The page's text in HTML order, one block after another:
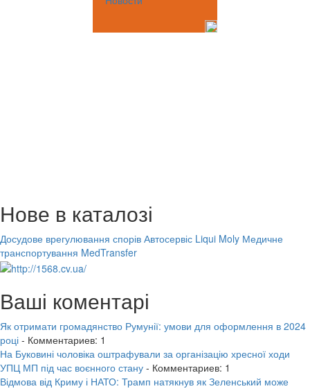
Нове в каталозі
Досудове врегулювання спорів Автосервіс Liqui Moly Медичне
транспортування MedTransfer
Ваші коментарі
Як отримати громадянство Румунії: умови для оформлення в 2024
році - Комментариев: 1
На Буковині чоловіка оштрафували за організацію хресної ходи
УПЦ МП під час воєнного стану - Комментариев: 1
Відмова від Криму і НАТО: Трамп натякнув як Зеленський може